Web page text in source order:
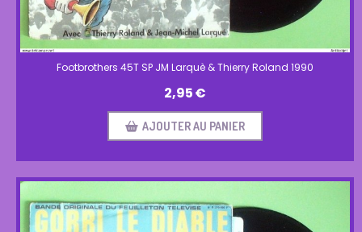
Footbrothers 45T SP JM Larquè & Thierry Roland 1990
2,95€
AJOUTER AU PANIER